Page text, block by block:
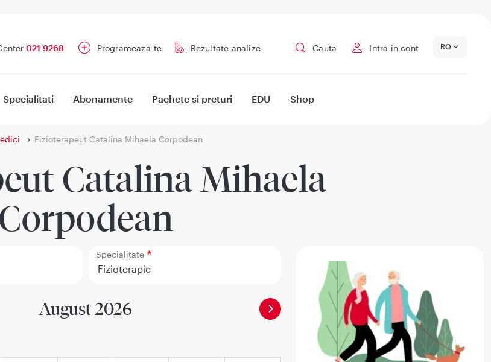
021 9268 Programeaza-te Rezultate analize Cauta Intra in cont RO
Specialitati Abonamente Pachete si preturi EDU Shop
Fizioterapeut Catalina Mihaela Corpodean
Catalina Mihaela
Specialitate
August 2026